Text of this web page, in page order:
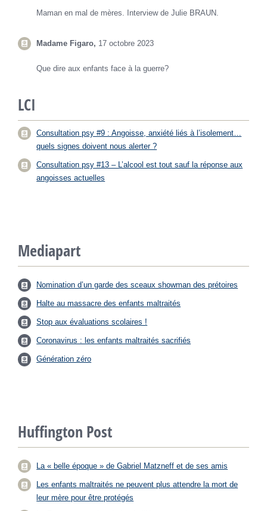
Maman en mal de mères. Interview de Julie BRAUN.
Madame Figaro, 17 octobre 2023
Que dire aux enfants face à la guerre?
LCI
Consultation psy #9 : Angoisse, anxiété liés à l’isolement…
quels signes doivent nous alerter ?
Consultation psy #13 – L’alcool est tout sauf la réponse aux
angoisses actuelles
Mediapart
Nomination d’un garde des sceaux showman des prétoires
Halte au massacre des enfants maltraités
Stop aux évaluations scolaires !
Coronavirus : les enfants maltraités sacrifiés
Génération zéro
Huffington Post
La « belle époque » de Gabriel Matzneff et de ses amis
Les enfants maltraités ne peuvent plus attendre la mort de
leur mère pour être protégés